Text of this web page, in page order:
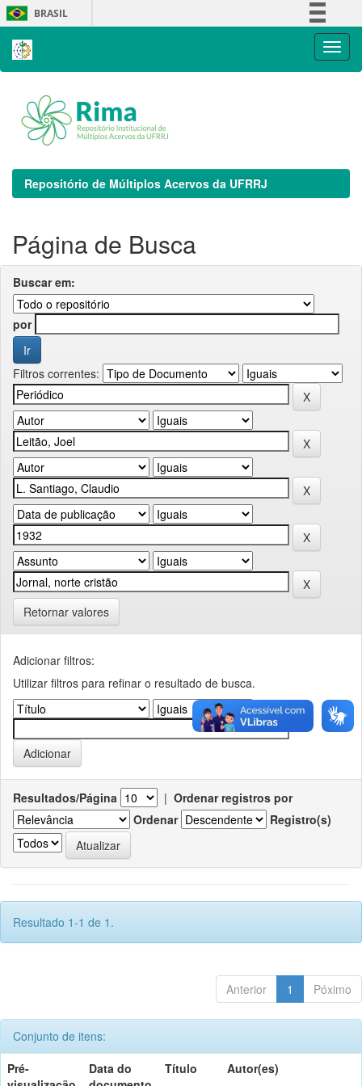
Skip
navigation
BRASIL
Repositório de Múltiplos Acervos da UFRRJ
Página de Busca
Buscar em:
por
Filtros correntes:
Retornar valores
Adicionar filtros:
Utilizar filtros para refinar o resultado de busca.
Resultados/Página | Ordenar registros por
Ordenar
Registro(s)
Resultado 1-1 de 1.
Anterior 1 Póximo
Conjunto de itens:
Pré-
Data do
Título Autor(es)